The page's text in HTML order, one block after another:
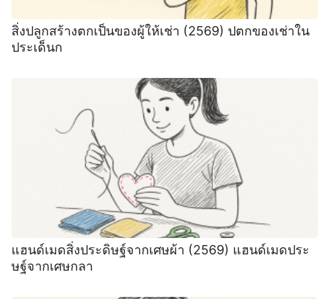
สิ่งปลูกสร้างตกเป็นของผู้ให้เช่า (2569) ปตกของเช่าใน
ประเด็นก
แฮนด์เมดสิ่งประดิษฐ์จากเศษผ้า (2569) แฮนด์เมดประ
ษฐ์จากเศษกลา